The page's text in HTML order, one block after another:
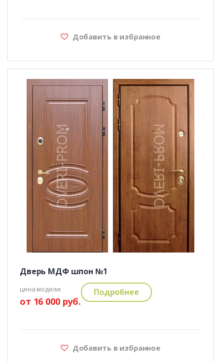
Добавить в избранное
Дверь МДФ шпон №1
цена модели:
от 16 000 руб.
Подробнее
Добавить в избранное